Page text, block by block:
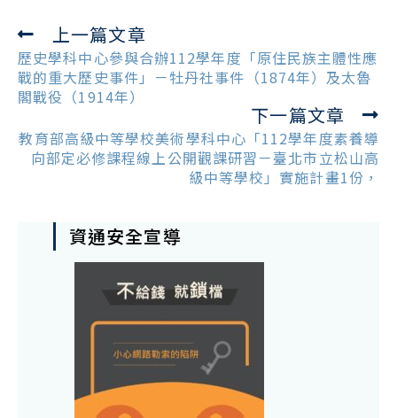
Read
more
articles
上一篇文章
歷史學科中心參與合辦112學年度「原住民族主體性應
戰的重大歷史事件」－牡丹社事件（1874年）及太魯
閣戰役（1914年）
下一篇文章
教育部高級中等學校美術學科中心「112學年度素養導
向部定必修課程線上公開觀課研習－臺北市立松山高
級中等學校」實施計畫1份，
資通安全宣導